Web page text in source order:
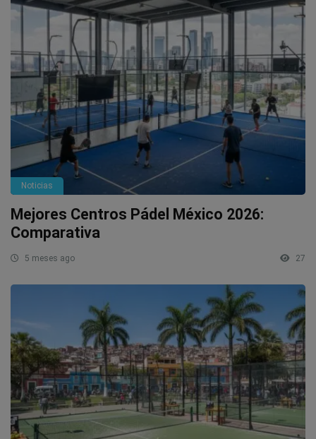
Noticias
Mejores Centros Pádel México 2026:
Comparativa
5 meses ago 27